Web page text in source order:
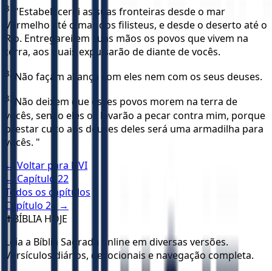
31
"Estabelecerei as suas fronteiras desde o mar
Vermelho até o mar dos filisteus, e desde o deserto até o
Rio. Entregarei em suas mãos os povos que vivem na
terra, aos quais expulsarão de diante de vocês.
32 Não façam aliança com eles nem com os seus deuses.
33 Não deixem que esses povos morem na terra de
vocês, senão eles os levarão a pecar contra mim, porque
prestar culto aos deuses deles será uma armadilha para
vocês. "
← Voltar para NVI
← Capítulo 22
Todos os capítulos
Capítulo 24
→
✝️ BÍBLIA HOJE
Leia a Bíblia Sagrada online em diversas versões.
Versículos diários, devocionais e navegação completa.